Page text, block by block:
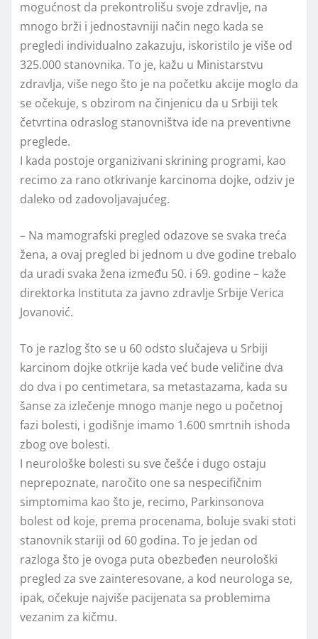
mogućnost da prekontrolišu svoje zdravlje, na
mnogo brži i jednostavniji način nego kada se
pregledi individualno zakazuju, iskoristilo je više od
325.000 stanovnika. To je, kažu u Ministarstvu
zdravlja, više nego što je na početku akcije moglo da
se očekuje, s obzirom na činjenicu da u Srbiji tek
četvrtina odraslog stanovništva ide na preventivne
preglede.
I kada postoje organizivani skrining programi, kao
recimo za rano otkrivanje karcinoma dojke, odziv je
daleko od zadovoljavajućeg.
– Na mamografski pregled odazove se svaka treća
žena, a ovaj pregled bi jednom u dve godine trebalo
da uradi svaka žena između 50. i 69. godine – kaže
direktorka Instituta za javno zdravlje Srbije Verica
Jovanović.
To je razlog što se u 60 odsto slučajeva u Srbiji
karcinom dojke otkrije kada već bude veličine dva
do dva i po centimetara, sa metastazama, kada su
šanse za izlečenje mnogo manje nego u početnoj
fazi bolesti, i godišnje imamo 1.600 smrtnih ishoda
zbog ove bolesti.
I neurološke bolesti su sve češće i dugo ostaju
neprepoznate, naročito one sa nespecifičnim
simptomima kao što je, recimo, Parkinsonova
bolest od koje, prema procenama, boluje svaki stoti
stanovnik stariji od 60 godina. To je jedan od
razloga što je ovoga puta obezbeđen neurološki
pregled za sve zainteresovane, a kod neurologa se,
ipak, očekuje najviše pacijenata sa problemima
vezanim za kičmu.